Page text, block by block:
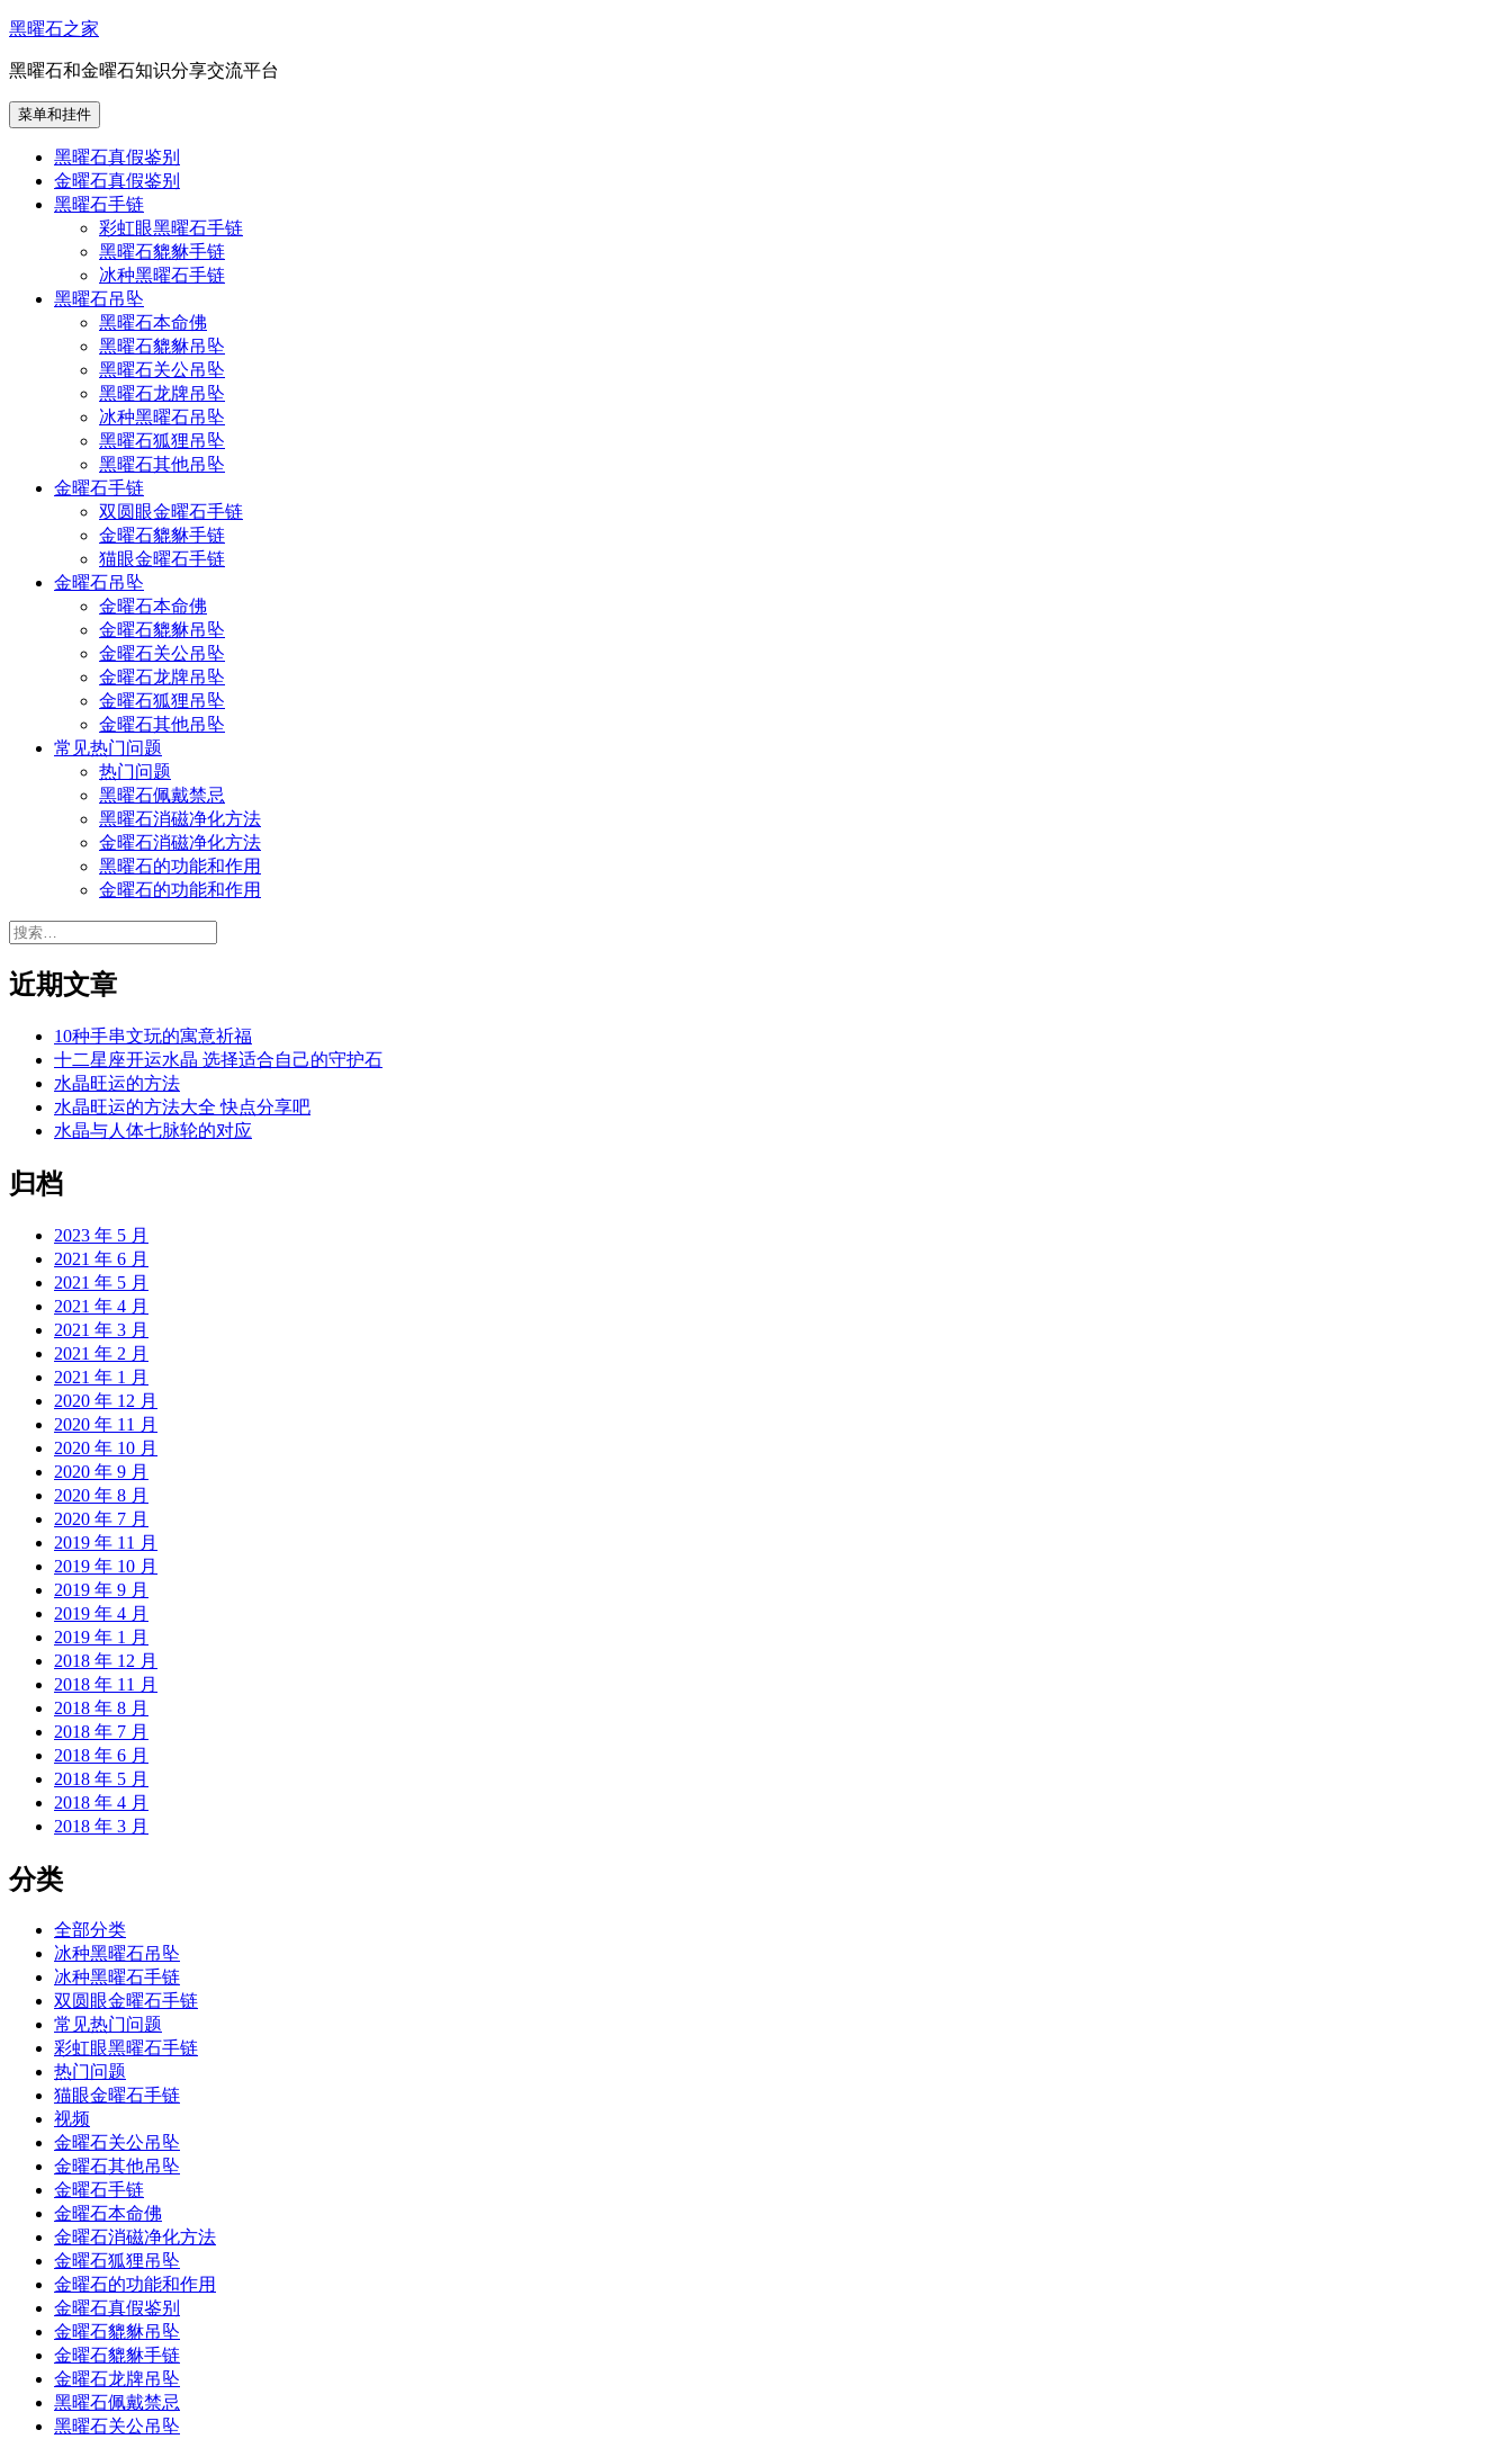
跳
内
容
黑曜石之家
黑曜石和金曜石知识分享交流平台
菜单和挂件
黑曜石真假鉴别
金曜石真假鉴别
黑曜石手链
彩虹眼黑曜石手链
黑曜石貔貅手链
冰种黑曜石手链
黑曜石吊坠
黑曜石本命佛
黑曜石貔貅吊坠
黑曜石关公吊坠
黑曜石龙牌吊坠
冰种黑曜石吊坠
黑曜石狐狸吊坠
黑曜石其他吊坠
金曜石手链
双圆眼金曜石手链
金曜石貔貅手链
猫眼金曜石手链
金曜石吊坠
金曜石本命佛
金曜石貔貅吊坠
金曜石关公吊坠
金曜石龙牌吊坠
金曜石狐狸吊坠
金曜石其他吊坠
常见热门问题
热门问题
黑曜石佩戴禁忌
黑曜石消磁净化方法
金曜石消磁净化方法
黑曜石的功能和作用
金曜石的功能和作用
搜
近期文章
10种手串文玩的寓意祈福
十二星座开运水晶 选择适合自己的守护石
水晶旺运的方法
水晶旺运的方法大全 快点分享吧
水晶与人体七脉轮的对应
归档
2023 年 5 月
2021 年 6 月
2021 年 5 月
2021 年 4 月
2021 年 3 月
2021 年 2 月
2021 年 1 月
2020 年 12 月
2020 年 11 月
2020 年 10 月
2020 年 9 月
2020 年 8 月
2020 年 7 月
2019 年 11 月
2019 年 10 月
2019 年 9 月
2019 年 4 月
2019 年 1 月
2018 年 12 月
2018 年 11 月
2018 年 8 月
2018 年 7 月
2018 年 6 月
2018 年 5 月
2018 年 4 月
2018 年 3 月
分类
全部分类
冰种黑曜石吊坠
冰种黑曜石手链
双圆眼金曜石手链
常见热门问题
彩虹眼黑曜石手链
热门问题
猫眼金曜石手链
视频
金曜石关公吊坠
金曜石其他吊坠
金曜石手链
金曜石本命佛
金曜石消磁净化方法
金曜石狐狸吊坠
金曜石的功能和作用
金曜石真假鉴别
金曜石貔貅吊坠
金曜石貔貅手链
金曜石龙牌吊坠
黑曜石佩戴禁忌
黑曜石关公吊坠